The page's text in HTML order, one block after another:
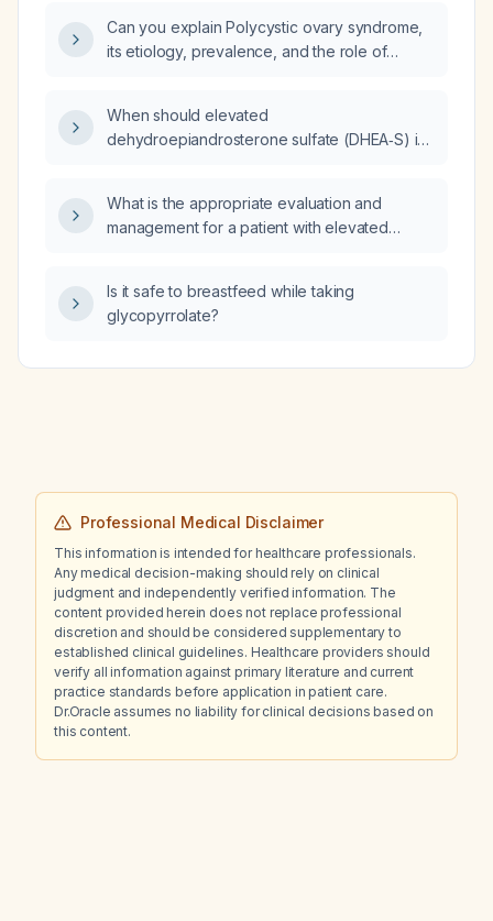
Can you explain Polycystic ovary syndrome,
its etiology, prevalence, and the role of
When should elevated
dehydroepiandrosterone sulfate (DHEA‑S) in
What is the appropriate evaluation and
management for a patient with elevated
Is it safe to breastfeed while taking
glycopyrrolate?
Professional Medical Disclaimer
This information is intended for healthcare professionals.
Any medical decision-making should rely on clinical
judgment and independently verified information. The
content provided herein does not replace professional
discretion and should be considered supplementary to
established clinical guidelines. Healthcare providers should
verify all information against primary literature and current
practice standards before application in patient care.
Dr.Oracle assumes no liability for clinical decisions based on
this content.